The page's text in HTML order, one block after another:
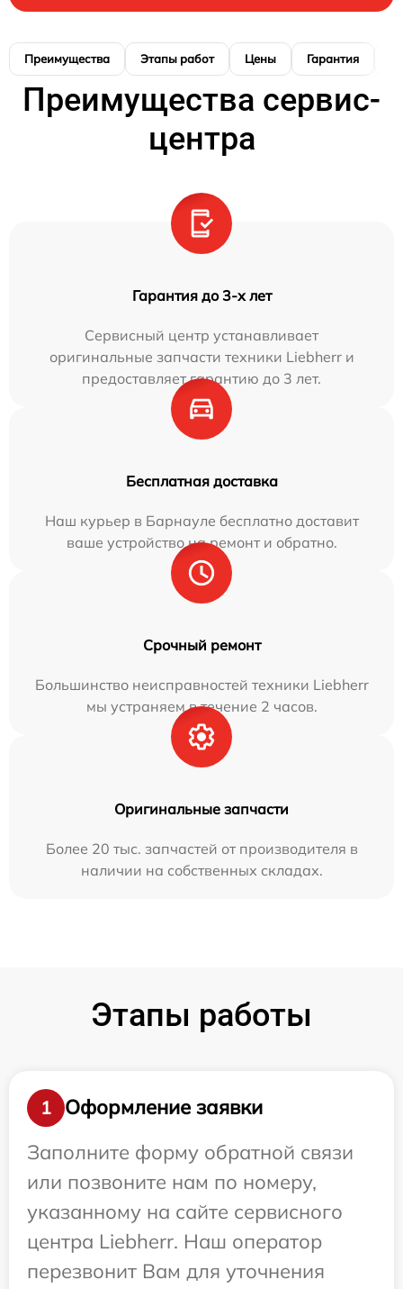
Преимущества Этапы работ Цены Гарантия
Преимущества сервис-
центра
Гарантия до 3-х лет
Сервисный центр устанавливает
оригинальные запчасти техники Liebherr и
предоставляет гарантию до 3 лет.
Бесплатная доставка
Наш курьер в Барнауле бесплатно доставит
ваше устройство на ремонт и обратно.
Срочный ремонт
Большинство неисправностей техники Liebherr
мы устраняем в течение 2 часов.
Оригинальные запчасти
Более 20 тыс. запчастей от производителя в
наличии на собственных складах.
Этапы работы
1
Оформление заявки
Заполните форму обратной связи
или позвоните нам по номеру,
указанному на сайте сервисного
центра Liebherr. Наш оператор
перезвонит Вам для уточнения